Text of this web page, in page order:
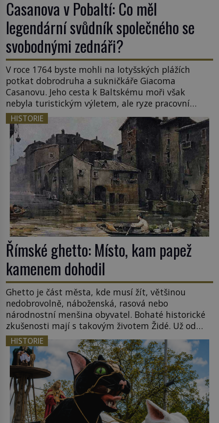
Casanova v Pobaltí: Co měl
legendární svůdník společného se
svobodnými zednáři?
V roce 1764 byste mohli na lotyšských plážích
potkat dobrodruha a sukničkáře Giacoma
Casanovu. Jeho cesta k Baltskému moři však
nebyla turistickým výletem, ale ryze pracovní
cestou se zištnými úmysly. Jaký cíl Casanova
sledoval, když se například procházel uličkami
lotyšské Rigy? Casanova v Pobaltí kontaktoval
tamní zednářské lóže. Nebyl v této oblasti žádným
nováčkem, protože do zednářské […]
HISTORIE
Římské ghetto: Místo, kam papež
kamenem dohodil
Ghetto je část města, kde musí žít, většinou
nedobrovolně, náboženská, rasová nebo
národnostní menšina obyvatel. Bohaté historické
zkušenosti mají s takovým životem Židé. Už od
středověku jsou totiž v každou chvíli nuceni v
nějakém žít. Mezi ty nejslavnější patří i římské
ghetto založené v roce 1555. Pokud jde o vztah
k Židům, nemá se Řím čím chlubit. […]
HISTORIE